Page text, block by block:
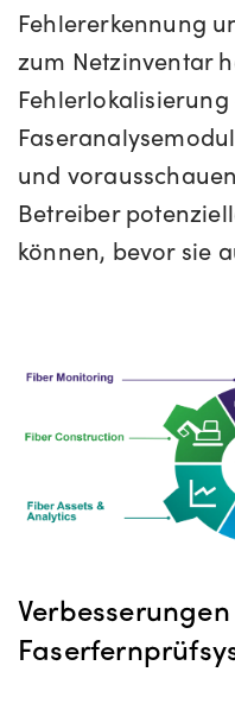
Fehlererkennung
zum Netzinventar
und
Betreiber
können, bevor sie